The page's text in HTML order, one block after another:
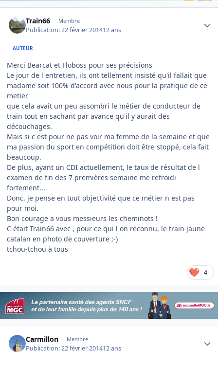
Train66 Membre
Publication:22 février 201412 ans
AUTEUR
Merci Bearcat et Floboss pour ses précisions
Le jour de l entretien, ils ont tellement insisté qu'il fallait que
madame soit 100% d'accord avec nous pour la pratique de ce
metier
que cela avait un peu assombri le métier de conducteur de
train tout en sachant par avance qu'il y aurait des
découchages.
Mais si c est pour ne pas voir ma femme de la semaine et que
ma passion du sport en compétition doit être stoppé, cela fait
beaucoup.
De plus, ayant un CDI actuellement, le taux de résultat de l
examen de fin des 7 premières semaine me refroidi
fortement...
Donc, je pense en tout objectivité que ce métier n est pas
pour moi.
Bon courage a vous messieurs les cheminots !
C était Train66 avec , pour ce qui l on reconnu, le train jaune
catalan en photo de couverture ;-)
tchou-tchou à tous
4
Carmillon Membre
Publication:22 février 201412 ans